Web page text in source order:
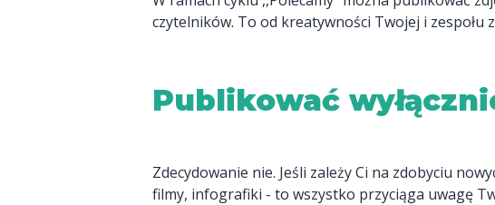
czytelników. To od kreatywności Twojej i zespołu
Publikować
Zdecydowanie nie. Jeśli zależy Ci na zdobyciu
filmy, infografiki - to wszystko przyciąga uwagę